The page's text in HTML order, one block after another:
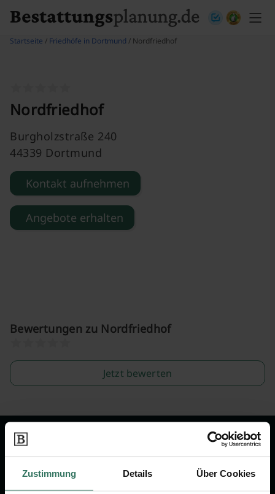
Zustimmung Details Über Cookies
Startseite / Friedhöfe in Dortmund / Nordfriedhof
Nordfriedhof
Burgholzstraße 240
44339 Dortmund
Kontakt aufnehmen
Angebote erhalten
Bewertungen zu Nordfriedhof
Jetzt bewerten
Wir sind Ihr Ansprechpartner rund
um das Thema Bestattung &
Vorsorge.